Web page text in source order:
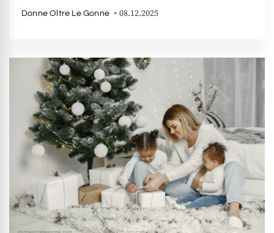
Donne Oltre Le Gonne 08.12.2025